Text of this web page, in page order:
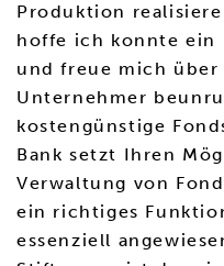
Produktion
hoffe ich konnte ein
und freue mich über
Unternehmer
kostengünstige
Bank setzt Ihren
Verwaltung von
ein richtiges
essenziell